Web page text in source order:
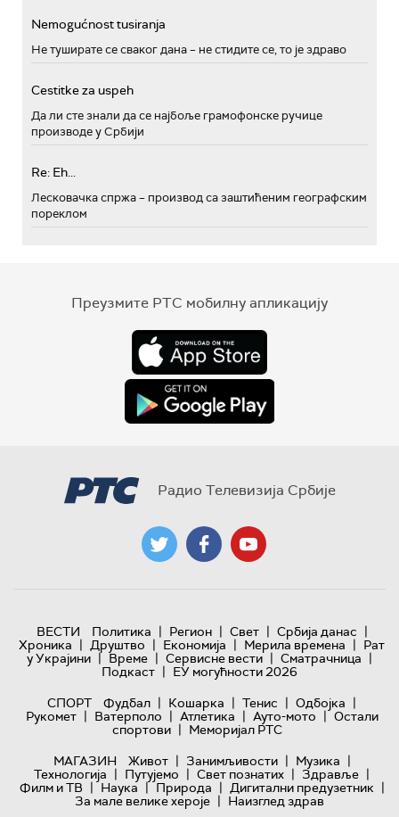
Nemogućnost tusiranja
Не туширате се сваког дана – не стидите се, то је здраво
Cestitke za uspeh
Да ли сте знали да се најбоље грамофонске ручице
производе у Србији
Re: Eh...
Лесковачка спржа – производ са заштићеним географским
пореклом
Преузмите РТС мобилну апликацију
Радио Телевизија Србије
ВЕСТИ Политика | Регион | Свет | Србија данас |
Хроника | Друштво | Економија | Мерила времена | Рат
у Украјини | Време | Сервисне вести | Сматрачница |
Подкаст | ЕУ могућности 2026
СПОРТ
Фудбал | Кошарка | Тенис | Одбојка |
Рукомет | Ватерполо | Атлетика | Ауто-мото | Остали
спортови | Меморијал РТС
МАГАЗИН
Живот | Занимљивости | Музика |
Технологијa | Путујемо | Свет познатих | Здравље |
Филм и ТВ | Наука | Природа | Дигитални предузетник |
За мале велике хероје | Наизглед здрав